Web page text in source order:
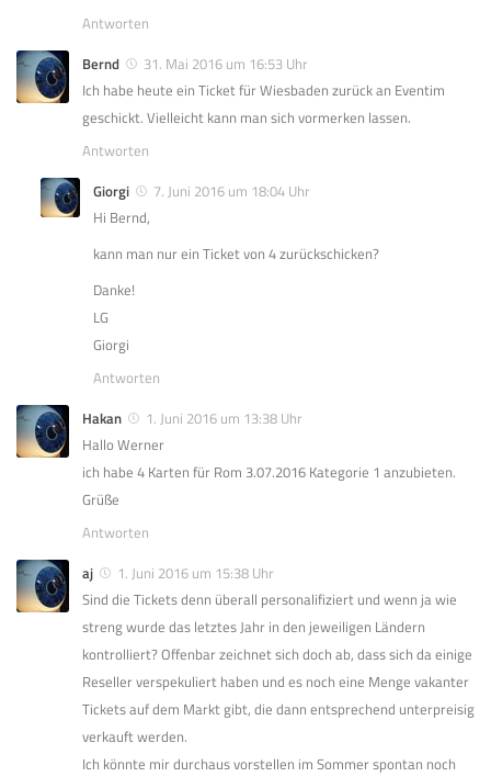
Antworten
Bernd
31. Mai 2016 um 16:53 Uhr
Ich habe heute ein Ticket für Wiesbaden zurück an Eventim
geschickt. Vielleicht kann man sich vormerken lassen.
Antworten
Giorgi
7. Juni 2016 um 18:04 Uhr
Hi Bernd,
kann man nur ein Ticket von 4 zurückschicken?
Danke!
LG
Giorgi
Antworten
Hakan
1. Juni 2016 um 13:38 Uhr
Hallo Werner
ich habe 4 Karten für Rom 3.07.2016 Kategorie 1 anzubieten.
Grüße
Antworten
aj
1. Juni 2016 um 15:38 Uhr
Sind die Tickets denn überall personalifiziert und wenn ja wie
streng wurde das letztes Jahr in den jeweiligen Ländern
kontrolliert? Offenbar zeichnet sich doch ab, dass sich da einige
Reseller verspekuliert haben und es noch eine Menge vakanter
Tickets auf dem Markt gibt, die dann entsprechend unterpreisig
verkauft werden.
Ich könnte mir durchaus vorstellen im Sommer spontan noch